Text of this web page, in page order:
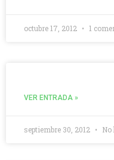
octubre 17, 2012 1
VER ENTRADA »
septiembre 30, 2012 No